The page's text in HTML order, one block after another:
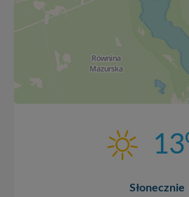
13
Słonecznie
skontaktować się za
W każdej chwili możesz: zażądać
danych, zażądać ich poprawienia
zabronić ich przetwarzania.
zawsze jest możliwe techniczne
praw w odniesieniu do informacji
Dziękujemy, i życzmy miłego